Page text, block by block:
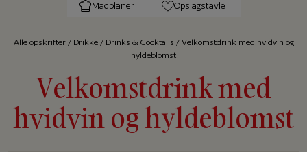
Madplaner Opslagstavle
Alle op­skrif­ter/ Drikke/ Drinks & Cocktails / Velkomstdrink med hvidvin og
hyldeblomst
Velkomstdrink med
hvidvin og hyldeblomst